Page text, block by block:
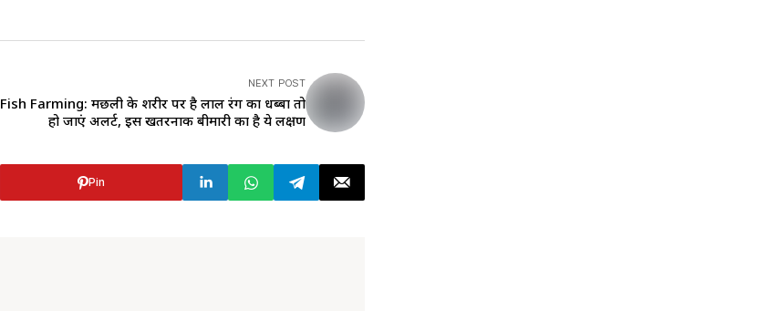
NEXT POST
Fish Farming: मछली के शरीर पर है लाल रंग का धब्बा तो
हो जाएं अलर्ट, इस खतरनाक बीमारी का है ये लक्षण
Pin